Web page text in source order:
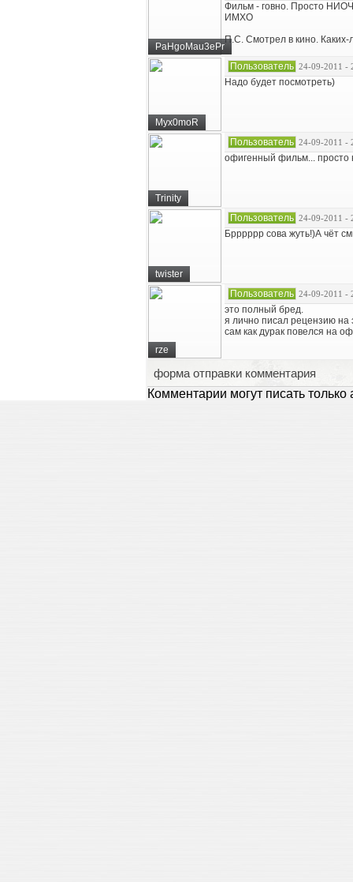
PaHgoMau3ePr
Фильм - говно. Просто
ИМХО
П.С. Смотрел в кино.
Myx0moR
Пользователь 24-09-2011 -
Надо будет посмотреть)
Trinity
Пользователь 24-09-2011 -
офигенный фильм... просто
twister
Пользователь 24-09-2011 -
Брррррр сова жуть!)А чёт
rze
Пользователь 24-09-2011 -
это полный бред.
я лично писал рецензию на
сам как дурак повелся на
форма отправки комментария
Комментарии могут писать